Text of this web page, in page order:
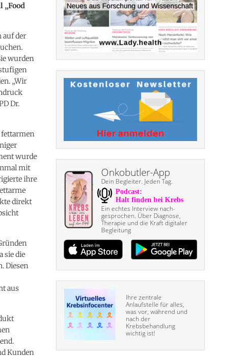
auf der
wurden
„Wir
Dr.
fettarmen
wurde
mit
ihre
direkt
sie die
Diesen
aus
Kunden
Onkobutler-App
Dein Begleiter. Jeden Tag.
Ein echtes Interview nach­
gesprochen. Über Diagnose,
Therapie und die Kraft digitaler
Begleitung
Ihre zentrale
Anlaufstelle für alles,
was vor, während und
nach der
Krebsbehandlung
wichtig ist!